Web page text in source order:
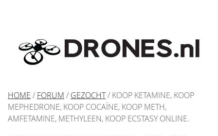
HOME / FORUM / GEZOCHT/ KOOP KETAMINE, KOOP
MEPHEDRONE, KOOP COCAÏNE, KOOP METH,
AMFETAMINE, METHYLEEN, KOOP ECSTASY ONLINE.